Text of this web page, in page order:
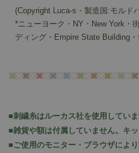
(Copyright Luca-s・製造国:モルド
*ニューヨーク・NY・New York・
ディング・Empire State Building
■刺繍糸はルーカス社を使用していま
■雑貨や額は付属していません。キッ
■ご使用のモニター・ブラウザによ